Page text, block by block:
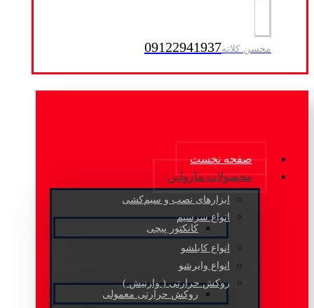
محسن کلاته09122941937
صفحه نخست
محصولات مارولین
ابزارهای نصب و سیم‌کشی
انواع سرسیم
کانکتور پیچی
انواع کابلشو
انواع وایرشو
روکش حرارتی ( وارنیش )
روکش حرارتی معمولی